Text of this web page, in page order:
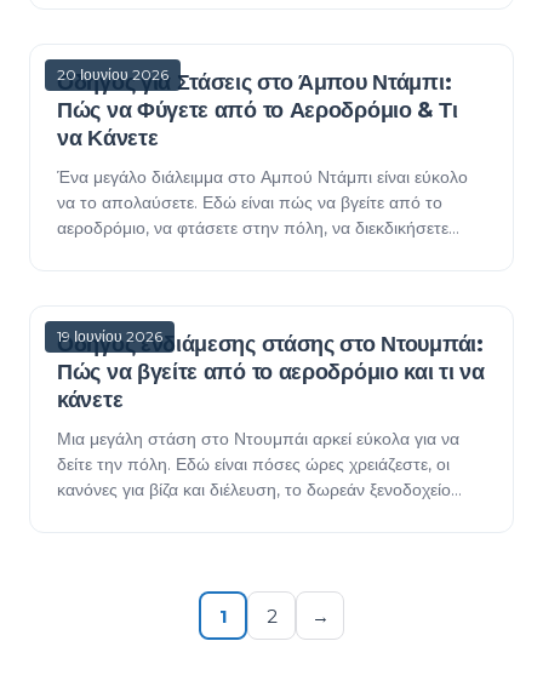
20 Ιουνίου 2026
Οδηγός για Στάσεις στο Άμπου Ντάμπι:
Πώς να Φύγετε από το Αεροδρόμιο & Τι
να Κάνετε
Ένα μεγάλο διάλειμμα στο Αμπού Ντάμπι είναι εύκολο
να το απολαύσετε. Εδώ είναι πώς να βγείτε από το
αεροδρόμιο, να φτάσετε στην πόλη, να διεκδικήσετε
19 Ιουνίου 2026
Οδηγός ενδιάμεσης στάσης στο Ντουμπάι:
Πώς να βγείτε από το αεροδρόμιο και τι να
κάνετε
Μια μεγάλη στάση στο Ντουμπάι αρκεί εύκολα για να
δείτε την πόλη. Εδώ είναι πόσες ώρες χρειάζεστε, οι
κανόνες για βίζα και διέλευση, το δωρεάν ξενοδοχείο
1 2 →